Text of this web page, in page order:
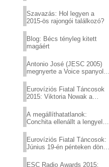
Szavazás: Hol legyen a
2015-ös rajongói találkozó?
Blog: Bécs tényleg kitett
magáért
Antonio José (JESC 2005)
megnyerte a Voice spanyol
Eurovíziós Fiatal Táncosok
2015: Viktoria Nowak a
A megállíthatatlanok:
Conchita ellenállt a lengyel
Eurovíziós Fiatal Táncosok:
Június 19-én pénteken döntő
ESC Radio Awards 2015: